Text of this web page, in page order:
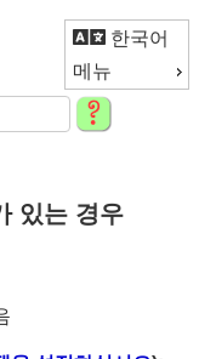
한국어
메뉴
있는 경우